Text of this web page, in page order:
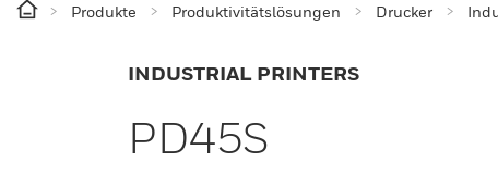
Produkte Produktivitätslösungen Drucker
INDUSTRIAL PRINTERS
PD45S